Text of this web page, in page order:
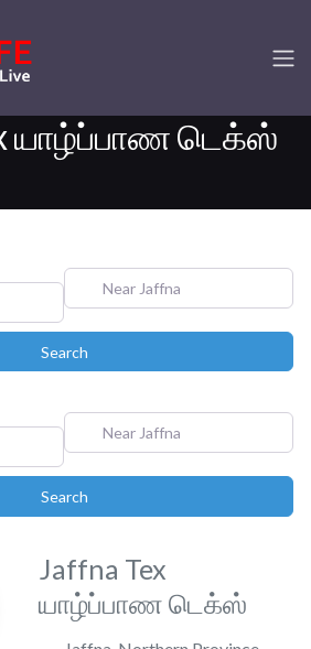
யாழ்ப்பாண டெக்ஸ்
Near Jaffna
SearchSearch
Near Jaffna
SearchSearch
Jaffna Tex
யாழ்ப்பாண டெக்ஸ்